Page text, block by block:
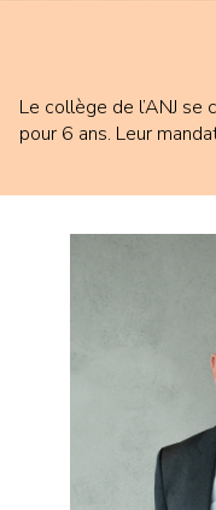
Le collège de l’ANJ
pour 6 ans. Leur